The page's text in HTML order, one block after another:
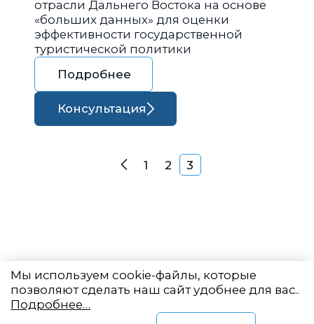
отрасли Дальнего Востока на основе
«больших данных» для оценки
эффективности государственной
туристической политики
Подробнее
Консультация
Навигация по
Назад
1 2 3
Мы используем cookie-файлы, которые
позволяют сделать наш сайт удобнее для вас..
Подробнее…